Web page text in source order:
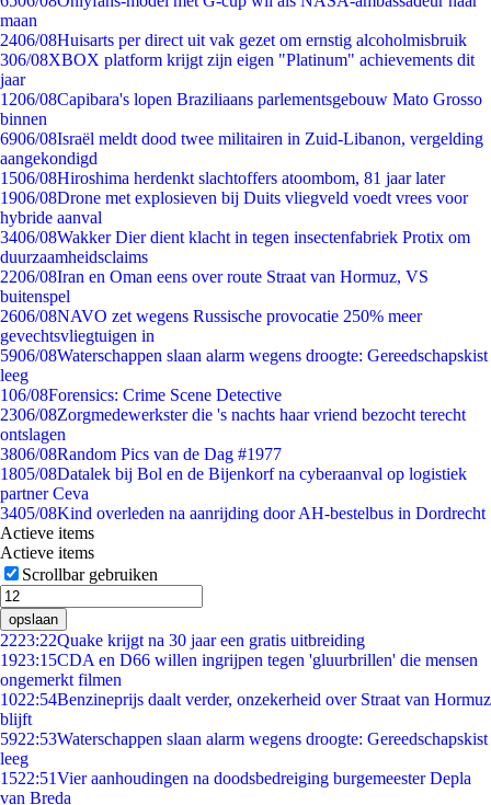
maan
2406/08Huisarts per direct uit vak gezet om ernstig alcoholmisbruik
306/08XBOX platform krijgt zijn eigen "Platinum" achievements dit
jaar
1206/08Capibara's lopen Braziliaans parlementsgebouw Mato Grosso
binnen
6906/08Israël meldt dood twee militairen in Zuid-Libanon, vergelding
aangekondigd
1506/08Hiroshima herdenkt slachtoffers atoombom, 81 jaar later
1906/08Drone met explosieven bij Duits vliegveld voedt vrees voor
hybride aanval
3406/08Wakker Dier dient klacht in tegen insectenfabriek Protix om
duurzaamheidsclaims
2206/08Iran en Oman eens over route Straat van Hormuz, VS
buitenspel
2606/08NAVO zet wegens Russische provocatie 250% meer
gevechtsvliegtuigen in
5906/08Waterschappen slaan alarm wegens droogte: Gereedschapskist
leeg
106/08Forensics: Crime Scene Detective
2306/08Zorgmedewerkster die 's nachts haar vriend bezocht terecht
ontslagen
3806/08Random Pics van de Dag #1977
1805/08Datalek bij Bol en de Bijenkorf na cyberaanval op logistiek
partner Ceva
3405/08Kind overleden na aanrijding door AH-bestelbus in Dordrecht
Actieve items
Actieve items
Scrollbar gebruiken
opslaan
2223:22Quake krijgt na 30 jaar een gratis uitbreiding
1923:15CDA en D66 willen ingrijpen tegen 'gluurbrillen' die mensen
ongemerkt filmen
1022:54Benzineprijs daalt verder, onzekerheid over Straat van Hormuz
blijft
5922:53Waterschappen slaan alarm wegens droogte: Gereedschapskist
leeg
1522:51Vier aanhoudingen na doodsbedreiging burgemeester Depla
van Breda